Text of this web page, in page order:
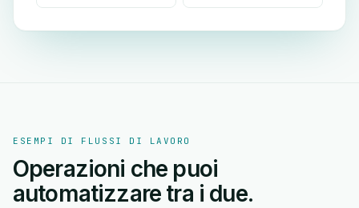
ESEMPI DI FLUSSI DI LAVORO
Operazioni che puoi
automatizzare tra i due.